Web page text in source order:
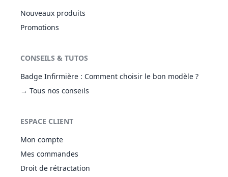
Nouveaux produits
Promotions
CONSEILS & TUTOS
Badge Infirmière : Comment choisir le bon modèle ?
→ Tous nos conseils
ESPACE CLIENT
Mon compte
Mes commandes
Droit de rétractation